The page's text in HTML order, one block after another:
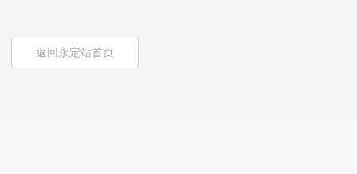
返回永定站首页